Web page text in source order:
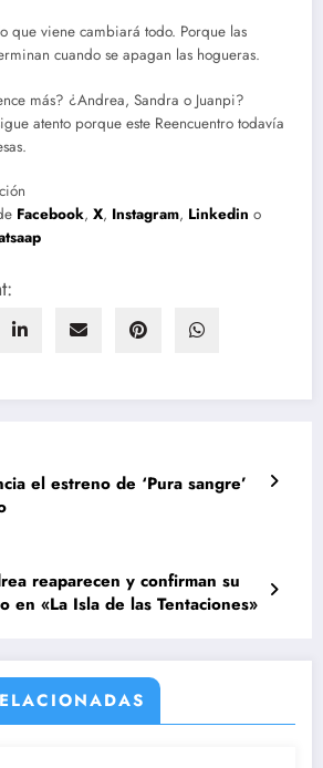
que viene cambiará todo. Porque las
cuando se apagan las hogueras.
más? ¿Andrea, Sandra o Juanpi?
atento porque este Reencuentro todavía
Facebook, X, Instagram, Linkedin o
el estreno de ‘Pura sangre’
reaparecen y confirman su
en «La Isla de las Tentaciones»